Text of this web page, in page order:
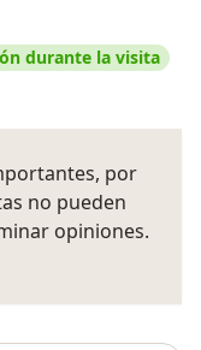
durante la visita
por
no pueden
opiniones.